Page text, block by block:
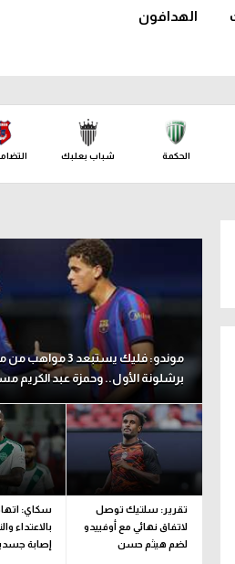
كويز في الجول
فيديو في الجول
الهدافون
الحكمة شباب بعلبك
موندو: فليك يستبعد 3
برشلونة الأول.. وحمزة عبد الكريم
تقرير: سلتيك توصل
لاتفاق نهائي مع أوفييدو
لضم هيثم حسن
سكاي:
بالاعتداء
إصابة